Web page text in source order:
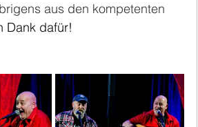
aus den kompetenten
Dank dafür!